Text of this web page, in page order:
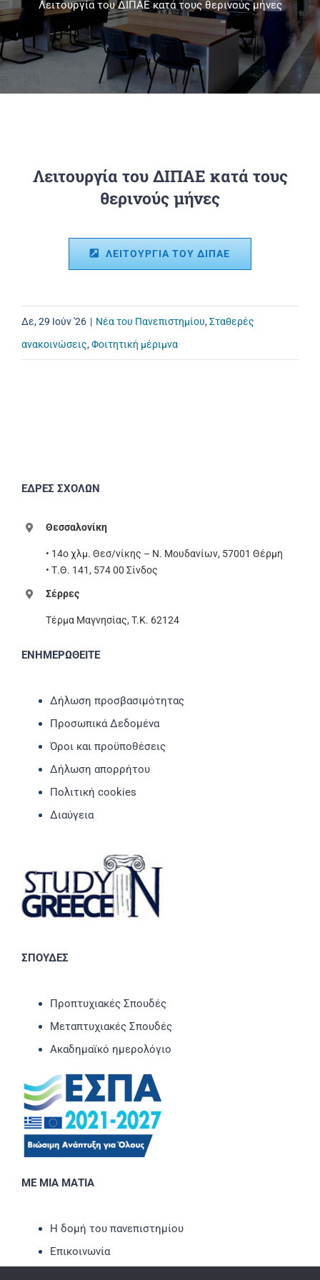
Πανεπιστημιακές Μονάδες
Λειτουργία του ΔΙΠΑΕ κατά τους θερινούς μήνες
Λειτουργία του ΔΙΠΑΕ κατά τους
θερινούς μήνες
ΛΕΙΤΟΥΡΓΙΑ ΤΟΥ ΔΙΠΑΕ
Δε, 29 Ιούν '26 | Νέα του Πανεπιστημίου,Σταθερές
ανακοινώσεις,Φοιτητική μέριμνα
ΕΔΡΕΣ ΣΧΟΛΩΝ
Θεσσαλονίκη
• 14ο χλμ. Θεσ/νίκης – Ν. Μουδανίων, 57001 Θέρμη
• Τ.Θ. 141, 574 00 Σίνδος
Σέρρες
Τέρμα Μαγνησίας, T.K. 62124
ΕΝΗΜΕΡΩΘΕΙΤΕ
Δήλωση προσβασιμότητας
Προσωπικά Δεδομένα
Όροι και προϋποθέσεις
Δήλωση απορρήτου
Πολιτική cookies
Διαύγεια
ΣΠΟΥΔΕΣ
Προπτυχιακές Σπουδές
Μεταπτυχιακές Σπουδές
Ακαδημαϊκό ημερολόγιο
ΜΕ ΜΙΑ ΜΑΤΙΑ
Η δομή του πανεπιστημίου
Επικοινωνία